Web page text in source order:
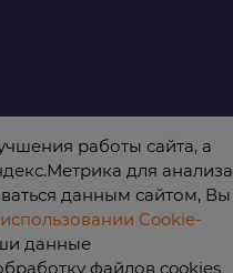
Илан»
работы сайта, а
для анализа
данным сайтом, Вы
Cookie-
данные
файлов cookies